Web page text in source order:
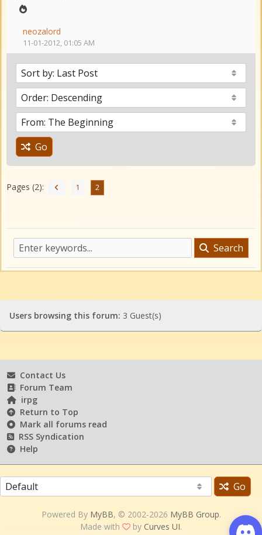
neozalord
11-01-2012, 01:05 AM
Go
Pages (2): 1 2
Search
Users browsing this forum: 3 Guest(s)
Contact Us
Forum Team
irpg
Return to Top
Mark all forums read
RSS Syndication
Help
Go
Powered By MyBB, © 2002-2026 MyBB Group.
Made with
by Curves UI.